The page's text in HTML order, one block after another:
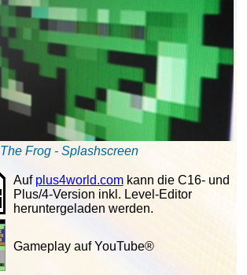
The Frog - Splashscreen
Auf plus4world.comkann die C16- und
Plus/4-Version inkl. Level-Editor
heruntergeladen werden.
Gameplay auf YouTube®